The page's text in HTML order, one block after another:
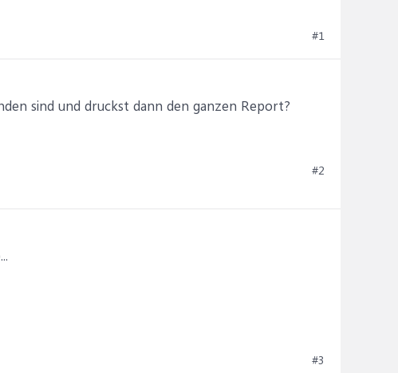
#1
sind und druckst dann den ganzen Report?
#2
#3